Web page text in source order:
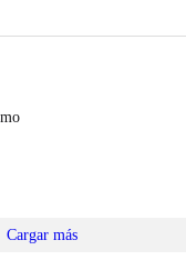
Cargar más